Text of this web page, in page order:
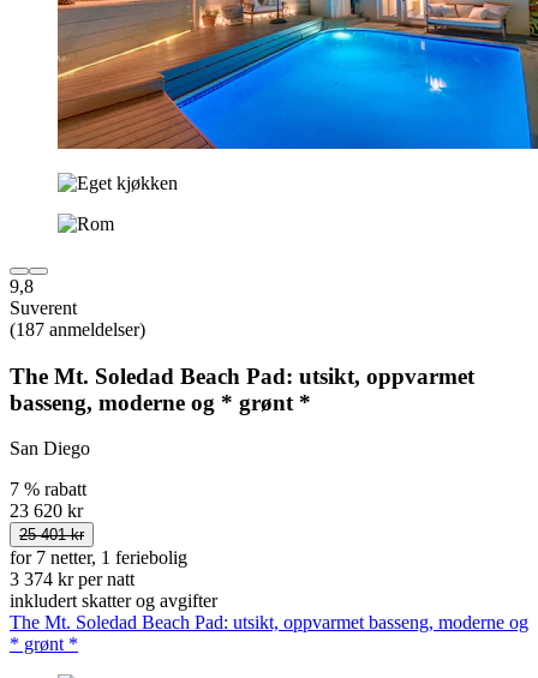
9,8
Suverent
(187 anmeldelser)
The Mt. Soledad Beach Pad: utsikt, oppvarmet
basseng, moderne og * grønt *
San Diego
7 % rabatt
23 620 kr
25 401 kr
for 7 netter, 1 feriebolig
3 374 kr per natt
inkludert skatter og avgifter
The Mt. Soledad Beach Pad: utsikt, oppvarmet basseng, moderne og
* grønt *